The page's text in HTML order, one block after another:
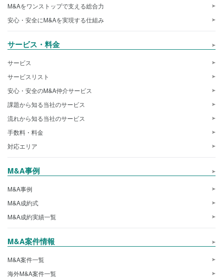
M&Aをワンストップで支える総合力
安心・安全にM&Aを実現する仕組み
サービス・料金
サービス
サービスリスト
安心・安全のM&A仲介サービス
課題から知る当社のサービス
流れから知る当社のサービス
手数料・料金
対応エリア
M&A事例
M&A事例
M&A成約式
M&A成約実績一覧
M&A案件情報
M&A案件一覧
海外M&A案件一覧